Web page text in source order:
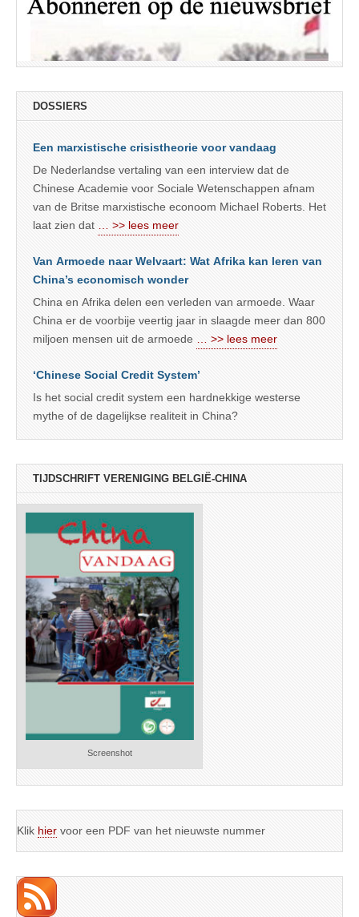
DOSSIERS
Een marxistische crisistheorie voor vandaag
De Nederlandse vertaling van een interview dat de
Chinese Academie voor Sociale Wetenschappen afnam
van de Britse marxistische econoom Michael Roberts. Het
laat zien dat
… >> lees meer
Van Armoede naar Welvaart: Wat Afrika kan leren van
China’s economisch wonder
China en Afrika delen een verleden van armoede. Waar
China er de voorbije veertig jaar in slaagde meer dan 800
miljoen mensen uit de armoede
… >> lees meer
‘Chinese Social Credit System’
Is het social credit system een hardnekkige westerse
mythe of de dagelijkse realiteit in China?
TIJDSCHRIFT VERENIGING BELGIË-CHINA
Screenshot
Klik hier voor een PDF van het nieuwste nummer